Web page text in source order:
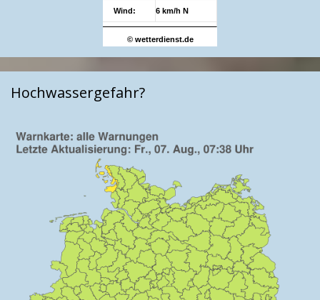
Wind: 6 km/h N
© wetterdienst.de
Hochwassergefahr?